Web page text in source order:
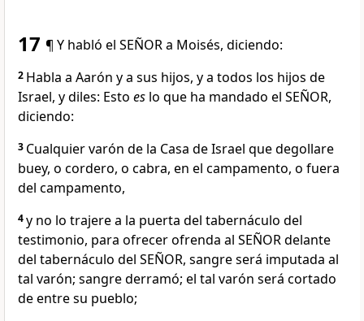
17 ¶ Y habló el SEÑOR a Moisés, diciendo:
2 Habla a Aarón y a sus hijos, y a todos los hijos de
Israel, y diles: Esto es lo que ha mandado el SEÑOR,
diciendo:
3 Cualquier varón de la Casa de Israel que degollare
buey, o cordero, o cabra, en el campamento, o fuera
del campamento,
4y no lo trajere a la puerta del tabernáculo del
testimonio, para ofrecer ofrenda al SEÑOR delante
del tabernáculo del SEÑOR, sangre será imputada al
tal varón; sangre derramó; el tal varón será cortado
de entre su pueblo;